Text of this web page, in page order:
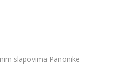
slapovima Panonike